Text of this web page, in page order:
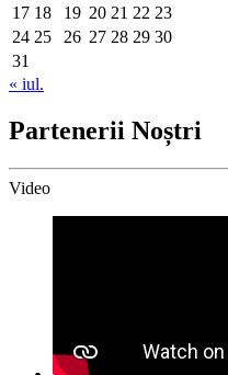
17 18 19 20 21 22 23
24 25 26 27 28 29 30
31
« iul.
Partenerii Noștri
Video